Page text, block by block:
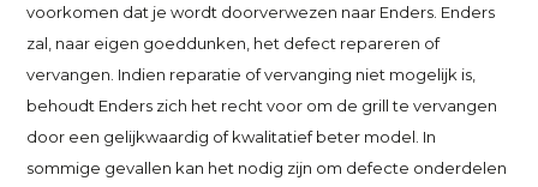
voorkomen dat je wordt doorverwezen naar Enders. Enders
zal, naar eigen goeddunken, het defect repareren of
vervangen. Indien reparatie of vervanging niet mogelijk is,
behoudt Enders zich het recht voor om de grill te vervangen
door een gelijkwaardig of kwalitatief beter model. In
sommige gevallen kan het nodig zijn om defecte onderdelen